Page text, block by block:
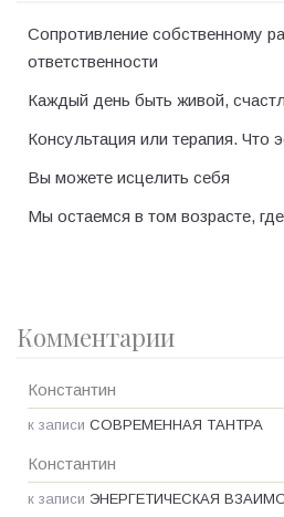
Сопротивление собственному
ответственности
Каждый день быть живой,
Консультация или терапия. Что
Вы можете исцелить себя
Мы остаемся в том возрасте,
Комментарии
Константин
к записи СОВРЕМЕННАЯ ТАНТРА
Константин
к записи ЭНЕРГЕТИЧЕСКАЯ